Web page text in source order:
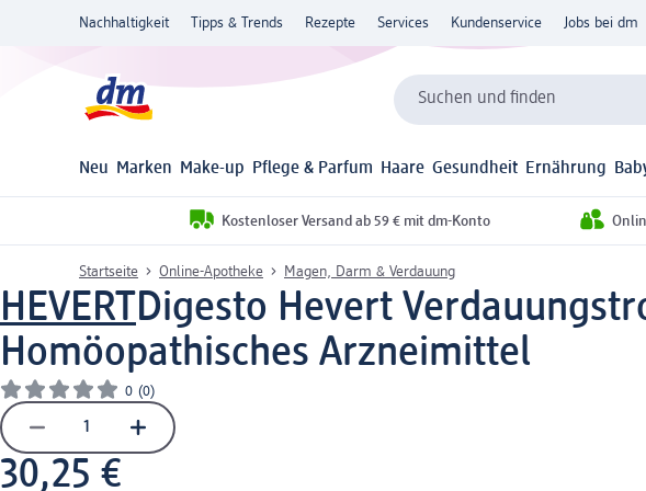
Nachhaltigkeit Tipps & Trends Rezepte Services Kundenservice Jobs bei dm
Suchen und finden
Neu Marken Make-up Pflege & Parfum Haare Gesundheit Ernährung
Kostenloser Versand ab 59 € mit dm-Konto
Startseite Online-Apotheke Magen, Darm & Verdauung
HEVERTDigesto Hevert
Homöopathisches Arzneimittel
0 (0)
30,25 €